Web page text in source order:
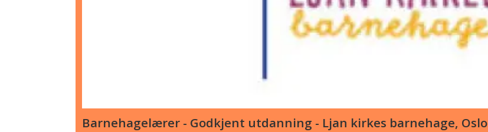
Barnehagelærer - Godkjent utdanning - Ljan kirkes barnehage, Oslo